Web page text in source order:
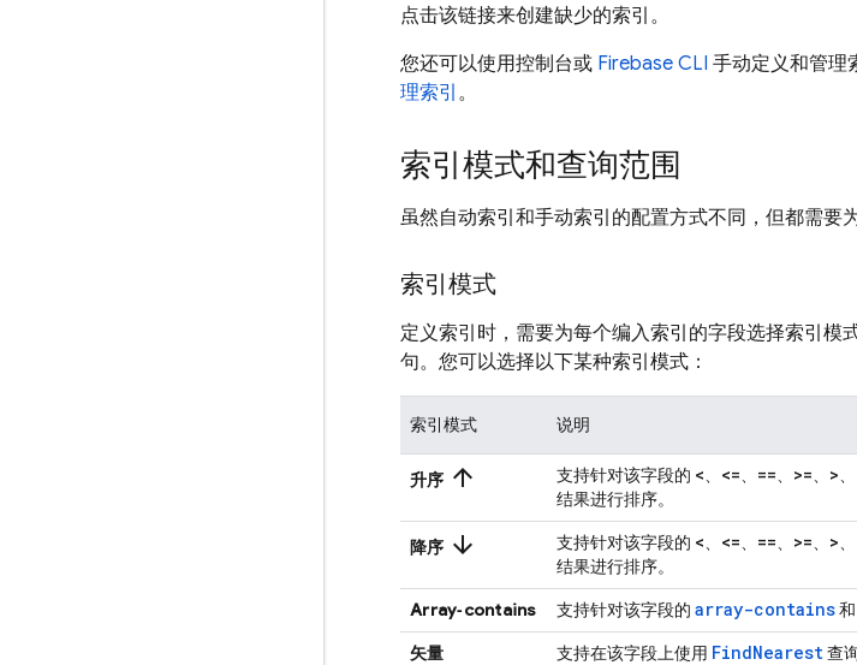
点击该链接来创建缺少的索引。
您还可以使用控制台或 Firebase CLI 手动定义和管理
理索引 。
索引模式和查询范围
虽然自动索引和手动索引的配置方式不同，但都需要
索引模式
定义索引时，需要为每个编入索引的字段选择索引
句。您可以选择以下某种索引模式：
索引模式 说明
升序 arrow_upward 支持针对该字段的 <、 <=、 ==、 >=、 >、
结果进行排序。
降序 arrow_downward 支持针对该字段的 <、 <=、 ==、 >=、 >、
结果进行排序。
Array‑contains
支持针对该字段的 array-contains和
矢量
支持在该字段上使用 FindNearest查